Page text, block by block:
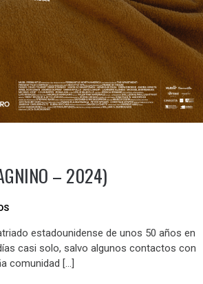
– 2024)
estadounidense de unos 50 años en
casi solo, salvo algunos contactos con
comunidad […]